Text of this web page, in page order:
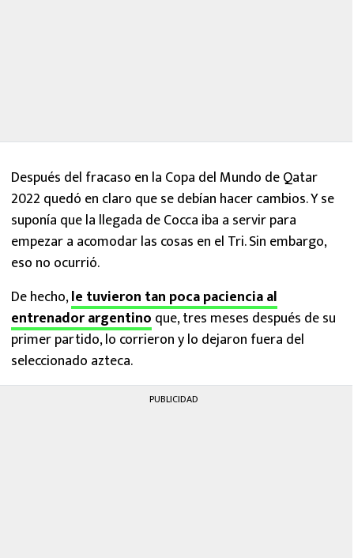
Después del fracaso en la Copa del Mundo de Qatar
2022 quedó en claro que se debían hacer cambios. Y se
suponía que la llegada de Cocca iba a servir para
empezar a acomodar las cosas en el Tri. Sin embargo,
eso no ocurrió.
De hecho,le tuvieron tan poca paciencia al
entrenador argentino que, tres meses después de su
primer partido, lo corrieron y lo dejaron fuera del
seleccionado azteca.
PUBLICIDAD